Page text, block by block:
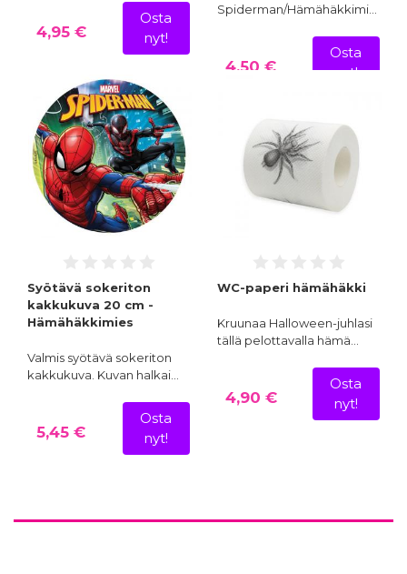
4,95 €
Osta
nyt!
Spiderman/Hämähäkkimi…
4,50 €
Osta
nyt!
Syötävä sokeriton
kakkukuva 20 cm -
Hämähäkkimies
Valmis syötävä sokeriton
kakkukuva. Kuvan halkai…
5,45 €
Osta
nyt!
WC-paperi hämähäkki
Kruunaa Halloween-juhlasi
tällä pelottavalla hämä…
4,90 €
Osta
nyt!